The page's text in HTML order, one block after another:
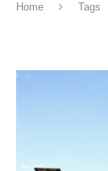
Home Tags